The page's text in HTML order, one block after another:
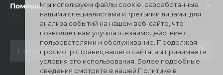
ПомощьМы используем файлы cookie, разработанные
нашими специалистами и третьими лицами, для
анализа событий на нашем веб-сайте, что
позволяет нам улучшать взаимодействие с
пользователями и обслуживание. Продолжая
просмотр страниц нашего сайта, вы принимаете
условия его использования. Более подробные
сведения смотрите в нашей Политике в